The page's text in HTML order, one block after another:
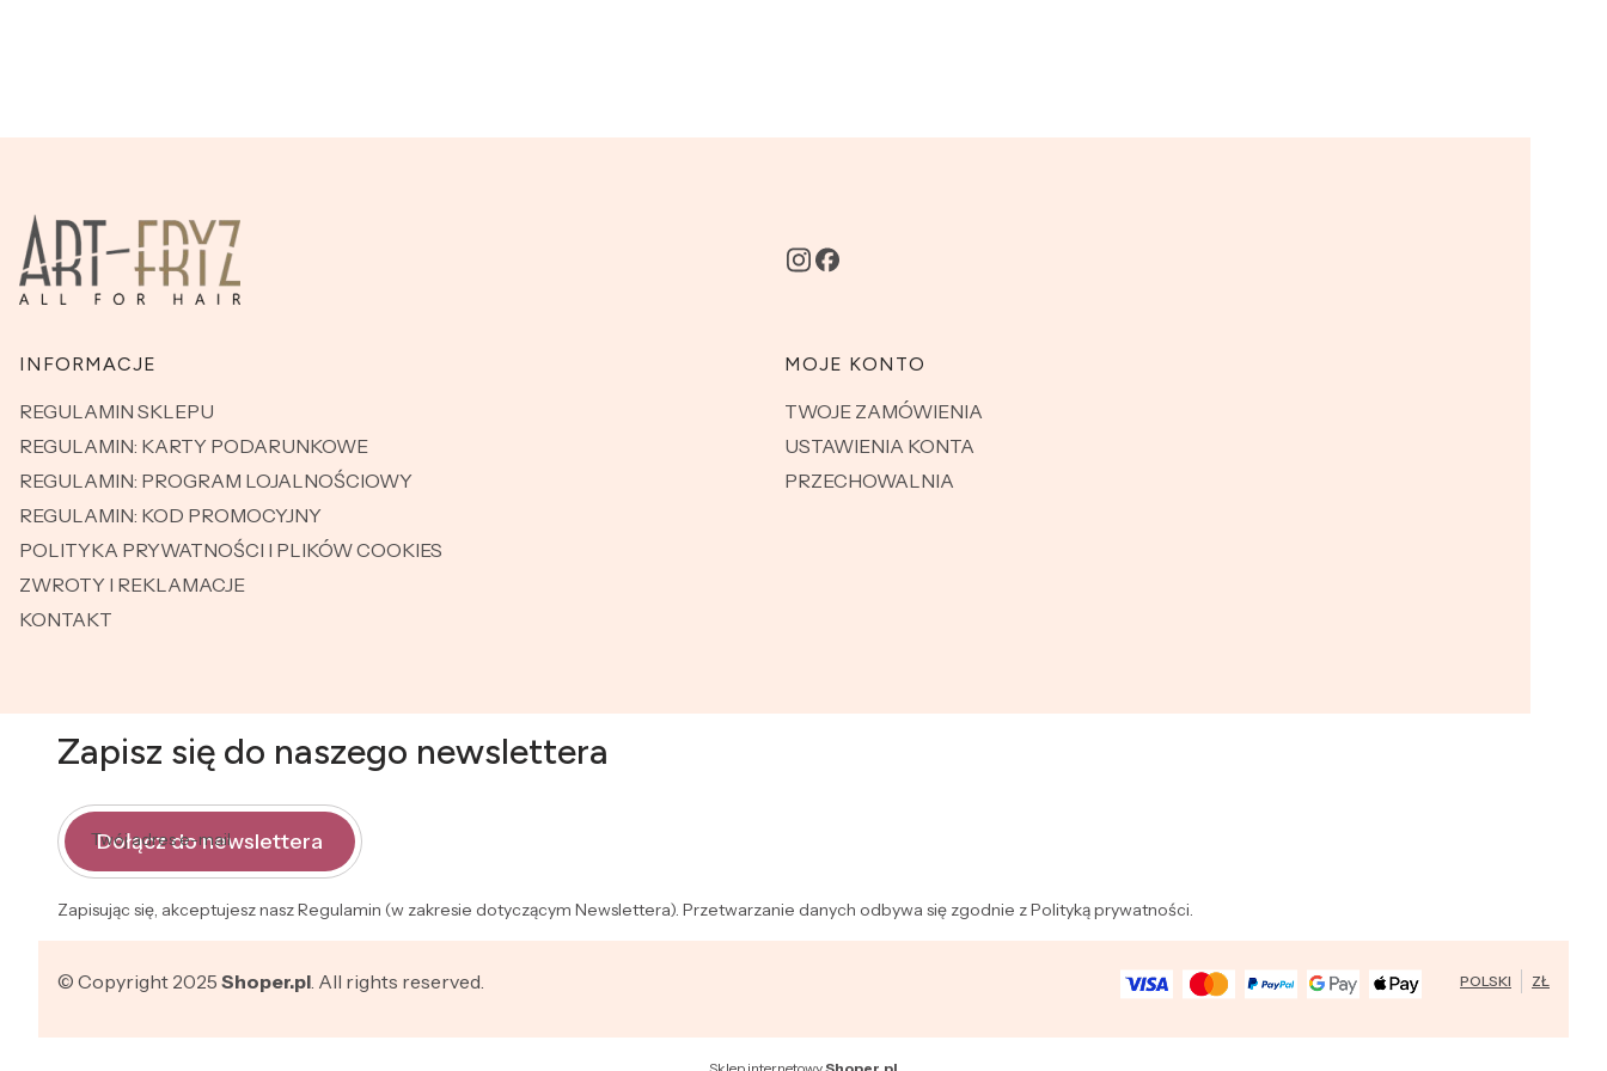
Linki w stopce
INFORMACJE
REGULAMIN SKLEPU
REGULAMIN: KARTY PODARUNKOWE
REGULAMIN: PROGRAM LOJALNOŚCIOWY
REGULAMIN: KOD PROMOCYJNY
POLITYKA PRYWATNOŚCI I PLIKÓW COOKIES
ZWROTY I REKLAMACJE
KONTAKT
MOJE KONTO
TWOJE ZAMÓWIENIA
USTAWIENIA KONTA
PRZECHOWALNIA
Zapisz się do naszego newslettera
Twój adres e-mail
Dołącz do newslettera
Zapisując się, akceptujesz nasz Regulamin (w zakresie dotyczącym Newslettera). Przetwarzanie danych odbywa się zgodnie z Polityką prywatności.
© Copyright 2025 Shoper.pl. All rights reserved. POLSKI ZŁ